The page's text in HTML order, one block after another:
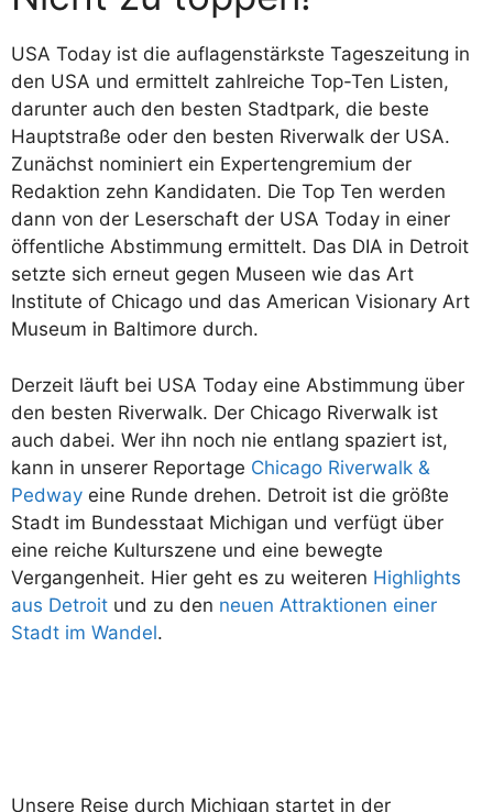
USA Today ist die auflagenstärkste Tageszeitung in
den USA und ermittelt zahlreiche Top-Ten Listen,
darunter auch den besten Stadtpark, die beste
Hauptstraße oder den besten Riverwalk der USA.
Zunächst nominiert ein Expertengremium der
Redaktion zehn Kandidaten. Die Top Ten werden
dann von der Leserschaft der USA Today in einer
öffentliche Abstimmung ermittelt. Das DIA in Detroit
setzte sich erneut gegen Museen wie das Art
Institute of Chicago und das American Visionary Art
Museum in Baltimore durch.
Derzeit läuft bei USA Today eine Abstimmung über
den besten Riverwalk. Der Chicago Riverwalk ist
auch dabei. Wer ihn noch nie entlang spaziert ist,
kann in unserer Reportage Chicago Riverwalk &
Pedway eine Runde drehen. Detroit ist die größte
Stadt im Bundesstaat Michigan und verfügt über
eine reiche Kulturszene und eine bewegte
Vergangenheit. Hier geht es zu weiteren Highlights
aus Detroit und zu den neuen Attraktionen einer
Stadt im Wandel.
Unsere Reise durch Michigan startet in der